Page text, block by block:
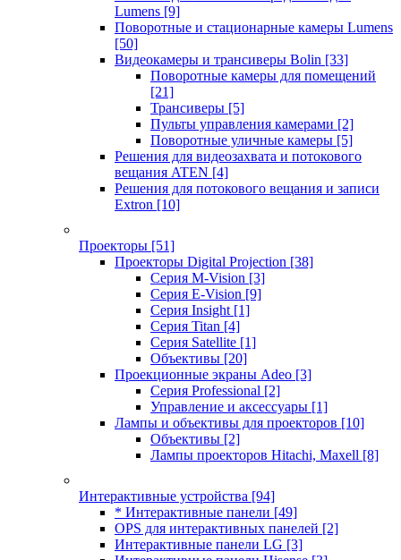
Lumens [9]
Поворотные и стационарные камеры Lumens
[50]
Видеокамеры и трансиверы Bolin [33]
Поворотные камеры для помещений
[21]
Трансиверы [5]
Пульты управления камерами [2]
Поворотные уличные камеры [5]
Решения для видеозахвата и потокового
вещания ATEN [4]
Решения для потокового вещания и записи
Extron [10]
Проекторы [51]
Проекторы Digital Projection [38]
Серия M-Vision [3]
Серия E-Vision [9]
Серия Insight [1]
Серия Titan [4]
Серия Satellite [1]
Объективы [20]
Проекционные экраны Adeo [3]
Серия Professional [2]
Управление и аксессуары [1]
Лампы и объективы для проекторов [10]
Объективы [2]
Лампы проекторов Hitachi, Maxell [8]
Интерактивные устройства [94]
* Интерактивные панели [49]
OPS для интерактивных панелей [2]
Интерактивные панели LG [3]